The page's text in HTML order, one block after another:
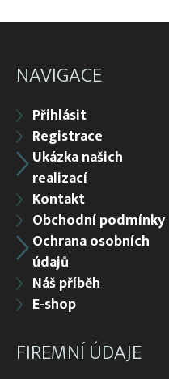
NAVIGACE
Přihlásit
Registrace
Ukázka našich
realizací
Kontakt
Obchodní podmínky
Ochrana osobních
údajů
Náš příběh
E-shop
FIREMNÍ ÚDAJE